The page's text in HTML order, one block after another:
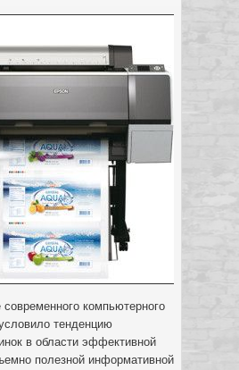
современного компьютерного
тенденцию
в области эффективной
полезной информативной